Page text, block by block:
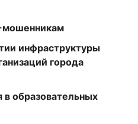
мошенникам
инфраструктуры
города
в образовательных